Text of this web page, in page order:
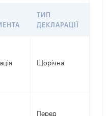
ТИП
ДЕКЛАРАЦІЇ
Щорічна
Перед